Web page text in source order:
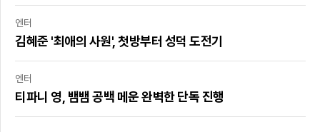
엔터
김혜준 '최애의 사원', 첫방부터 성덕 도전기
엔터
티파니 영, 뱀뱀 공백 메운 완벽한 단독 진행